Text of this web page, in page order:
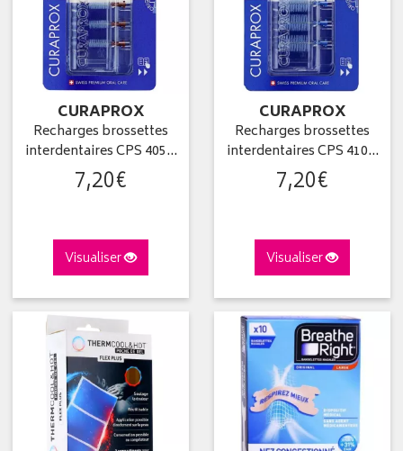
CURAPROX
Recharges brossettes
interdentaires CPS 405…
7,20€
Visualiser
CURAPROX
Recharges brossettes
interdentaires CPS 410…
7,20€
Visualiser